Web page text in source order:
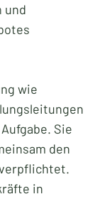
und
wie
Sie
den
in